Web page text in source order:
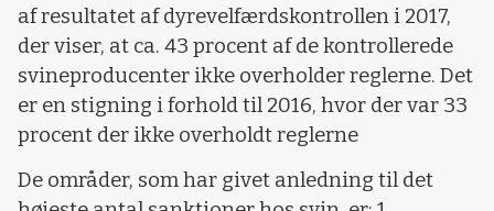
af resultatet af dyrevelfærdskontrollen i 2017,
der viser, at ca. 43 procent af de kontrollerede
svineproducenter ikke overholder reglerne. Det
er en stigning i forhold til 2016, hvor der var 33
procent der ikke overholdt reglerne
De områder, som har givet anledning til det